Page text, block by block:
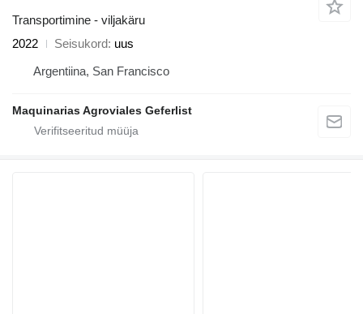
Transportimine - viljakäru
2022
Seisukord uus
Argentiina, San Francisco
Maquinarias Agroviales Geferlist